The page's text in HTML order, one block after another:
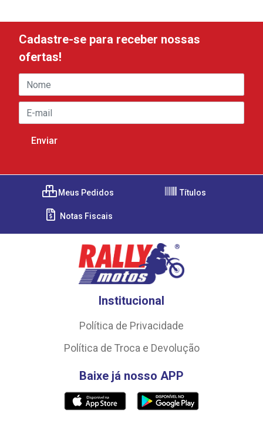
Cadastre-se para receber nossas
ofertas!
Meus Pedidos Títulos
Notas Fiscais
Institucional
Política de Privacidade
Política de Troca e Devolução
Baixe já nosso APP